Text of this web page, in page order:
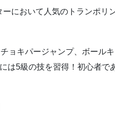
において人気のトランポリ
ョキパージャンプ、ボール
は5級の技を習得！初心者で